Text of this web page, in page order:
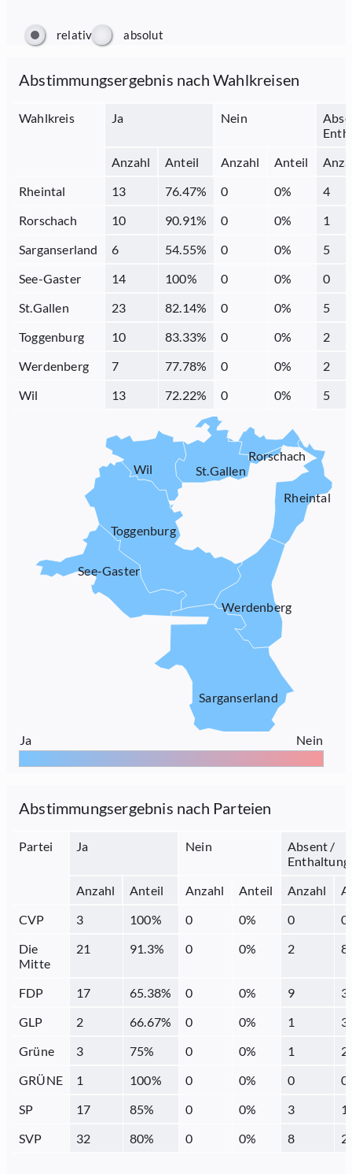
relativ absolut
Abstimmungsergebnis nach Wahlkreisen
Wahlkreis Ja Nein
Anzahl
Anteil Anzahl Anteil
Rheintal
13 76.47% 0 0%
4
Rorschach
10 90.91% 0 0%
1
Sarganserland
6 54.55% 0 0%
5
See-Gaster
14 100% 0 0%
0
St.Gallen
23 82.14% 0 0%
5
Toggenburg
10 83.33% 0 0%
2
Werdenberg
7 77.78% 0 0%
2
Wil
13 72.22% 0 0% 5
Wil
Toggenburg
See-Gaster
Sarganserland
Werdenberg
Rheintal
Rorschach
St.Gallen
Ja Nein
Abstimmungsergebnis nach Parteien
Partei Ja Nein
Absent /
Enthaltung
Anzahl
Anteil Anzahl Anteil Anzahl
CVP
3 100% 0 0% 0 0
Die
Mitte
21 91.3% 0 0% 2
FDP 17 65.38% 0 0% 9
GLP
2 66.67% 0 0% 1
Grüne
3 75% 0 0% 1
GRÜNE
1 100% 0 0% 0 0
SP
17 85% 0 0% 3
SVP
32 80% 0 0% 8